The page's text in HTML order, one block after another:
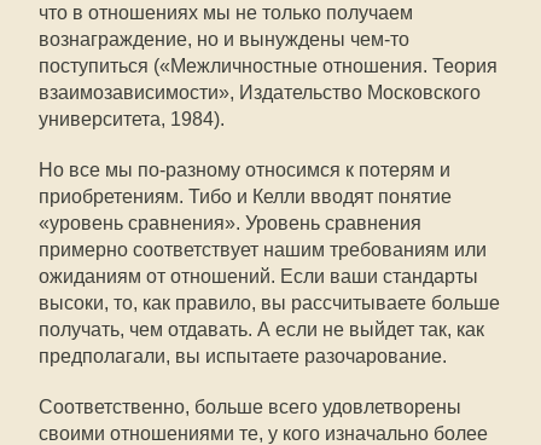
что в отношениях мы не только получаем
вознаграждение, но и вынуждены чем-то
поступиться («Межличностные отношения. Теория
взаимозависимости», Издательство Московского
университета, 1984).
Но все мы по-разному относимся к потерям и
приобретениям. Тибо и Келли вводят понятие
«уровень сравнения». Уровень сравнения
примерно соответствует нашим требованиям или
ожиданиям от отношений. Если ваши стандарты
высоки, то, как правило, вы рассчитываете больше
получать, чем отдавать. А если не выйдет так, как
предполагали, вы испытаете разочарование.
Соответственно, больше всего удовлетворены
своими отношениями те, у кого изначально более